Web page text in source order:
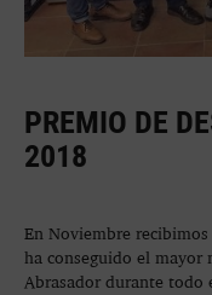
PREMIO DE
2018
En Noviembre
ha conseguido el mayor
Abrasador durante todo